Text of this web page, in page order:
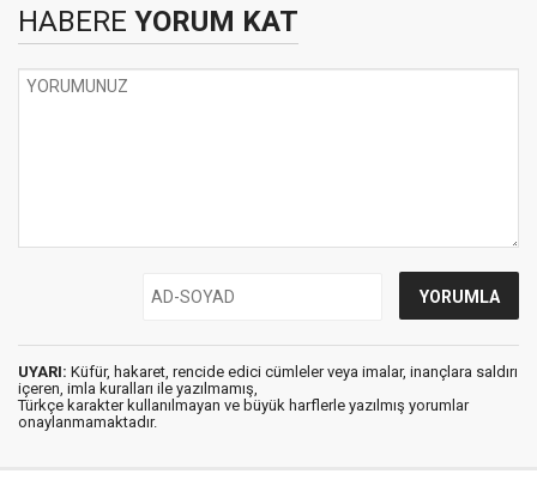
HABERE YORUM KAT
UYARI: Küfür, hakaret, rencide edici cümleler veya imalar, inançlara saldırı
içeren, imla kuralları ile yazılmamış,
Türkçe karakter kullanılmayan ve büyük harflerle yazılmış yorumlar
onaylanmamaktadır.